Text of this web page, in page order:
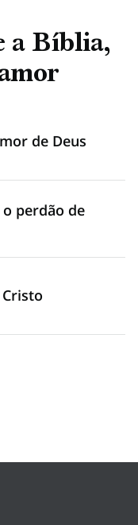
a Bíblia,
de Deus
perdão de